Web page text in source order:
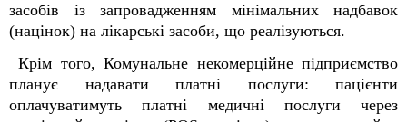
засобів із запровадженням мінімальних надбавок
(націнок) на лікарські засоби, що реалізуються.
Крім того, Комунальне некомерційне підприємство
планує надавати платні послуги: пацієнти
оплачуватимуть платні медичні послуги через